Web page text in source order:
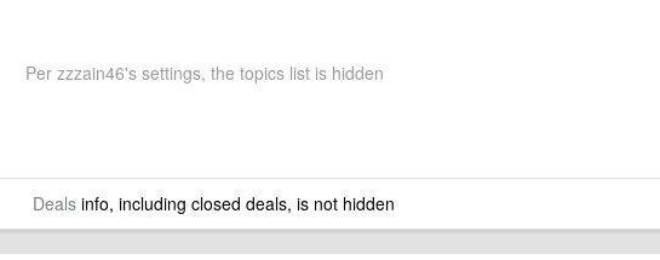
Per zzzain46's settings, the topics list is hidden
Dealsinfo, including closed deals, is not hidden